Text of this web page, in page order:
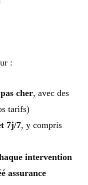
:
cher, avec des
tarifs)
7j/7, y compris
intervention
assurance